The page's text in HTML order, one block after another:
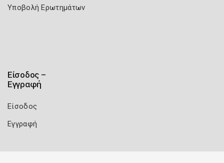
Υποβολή Ερωτημάτων
Είσοδος –
Εγγραφή
Είσοδος
Εγγραφή